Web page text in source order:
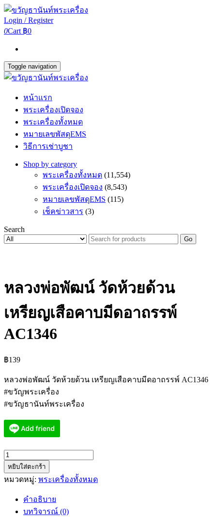
Login / Register
0Cart ฿0
Toggle navigation
หน้าแรก
พระเครื่องเปิดจอง
พระเครื่องทั้งหมด
หมายเลขพัสดุEMS
วิธีการเช่าบูชา
Shop by category
พระเครื่องทั้งหมด (11,554)
พระเครื่องเปิดจอง (8,543)
หมายเลขพัสดุEMS (115)
เช็คข่าวสาร (3)
Search
Go
หลวงพ่อพัฒน์ วัดห้วยด้วน
เหรียญเสือคาบมีดอาถรรพ์
AC1346
฿139
หลวงพ่อพัฒน์ วัดห้วยด้วน เหรียญเสือคาบมีดอาถรรพ์ AC1346
#ขวัญพระเครื่อง
#ขวัญธานันท์พระเครื่อง
จำนวน
หลวง
พ่อ
หยิบใส่ตะกร้า
หมวดหมู่: พระเครื่องทั้งหมด
คำอธิบาย
บทวิจารณ์ (0)